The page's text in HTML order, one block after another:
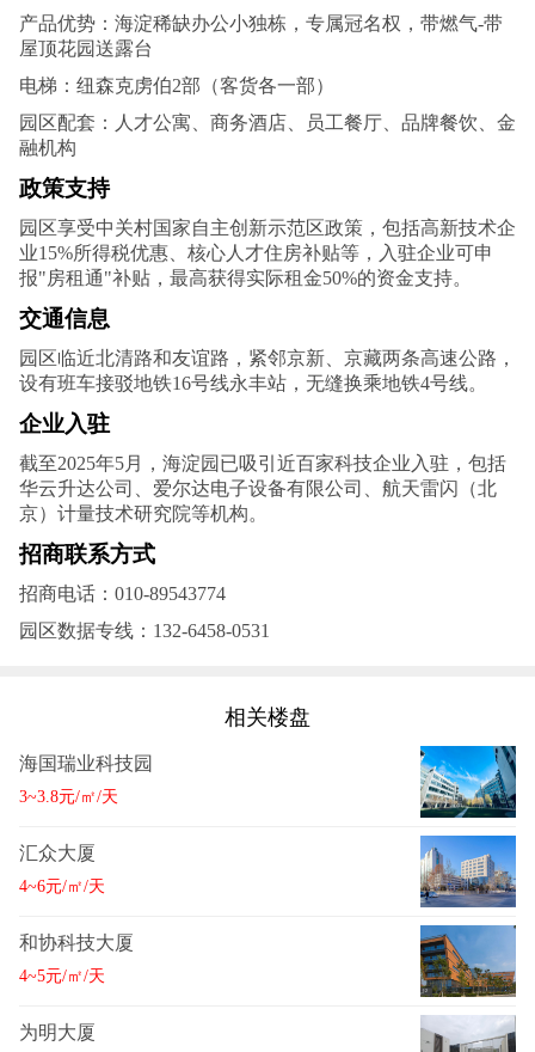
产品优势：海淀稀缺办公小独栋，专属冠名权，带燃气-带
屋顶花园送露台
电梯：纽森克虏伯2部（客货各一部）
园区配套：人才公寓、商务酒店、员工餐厅、品牌餐饮、金
融机构
政策支持
园区享受中关村国家自主创新示范区政策，包括高新技术企
业15%所得税优惠、核心人才住房补贴等，入驻企业可申
报"房租通"补贴，最高获得实际租金50%的资金支持。
交通信息
园区临近北清路和友谊路，紧邻京新、京藏两条高速公路，
设有班车接驳地铁16号线永丰站，无缝换乘地铁4号线。
企业入驻
截至2025年5月，海淀园已吸引近百家科技企业入驻，包括
华云升达公司、爱尔达电子设备有限公司、航天雷闪（北
京）计量技术研究院等机构。
招商联系方式
招商电话‌：010-89543774
园区数据专线‌：132-6458-0531
相关楼盘
海国瑞业科技园
3~3.8元/㎡/天
汇众大厦
4~6元/㎡/天
和协科技大厦
4~5元/㎡/天
为明大厦